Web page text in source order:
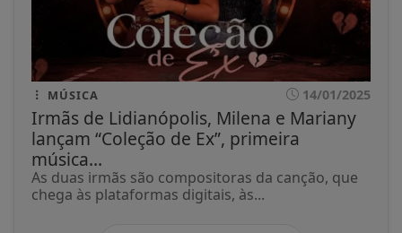
MÚSICA 14/01/2025
Irmãs de Lidianópolis, Milena e Mariany
lançam “Coleção de Ex”, primeira
música...
As duas irmãs são compositoras da canção, que
chega às plataformas digitais, às...